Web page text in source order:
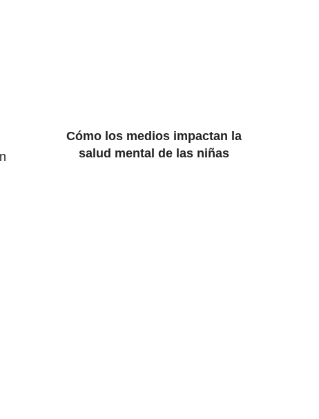
Cómo los medios impactan la
salud mental de las niñas